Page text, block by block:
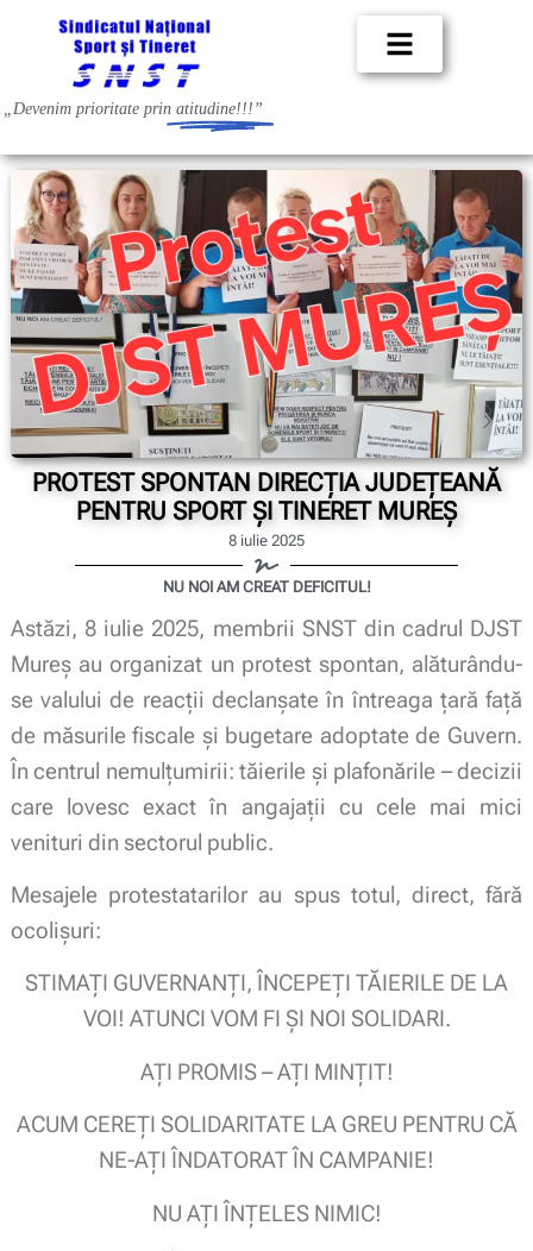
„Devenim prioritate prin atitudine!!!”
PROTEST SPONTAN DIRECȚIA JUDEȚEANĂ
PENTRU SPORT ȘI TINERET MUREȘ
8 iulie 2025
NU NOI AM CREAT DEFICITUL!
Astăzi, 8 iulie 2025, membrii SNST din cadrul DJST
Mureș au organizat un protest spontan, alăturându-
se valului de reacții declanșate în întreaga țară față
de măsurile fiscale și bugetare adoptate de Guvern.
În centrul nemulțumirii: tăierile și plafonările – decizii
care lovesc exact în angajații cu cele mai mici
venituri din sectorul public.
Mesajele protestatarilor au spus totul, direct, fără
ocolișuri:
STIMAȚI GUVERNANȚI, ÎNCEPEȚI TĂIERILE DE LA
VOI! ATUNCI VOM FI ȘI NOI SOLIDARI.
AȚI PROMIS – AȚI MINȚIT!
ACUM CEREȚI SOLIDARITATE LA GREU PENTRU CĂ
NE-AȚI ÎNDATORAT ÎN CAMPANIE!
NU AȚI ÎNȚELES NIMIC!